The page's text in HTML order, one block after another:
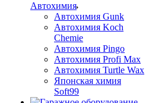
Автохимия
Автохимия Gunk
Автохимия Koch
Chemie
Автохимия Pingo
Автохимия Profi Max
Автохимия Turtle Wax
Японская химия
Soft99